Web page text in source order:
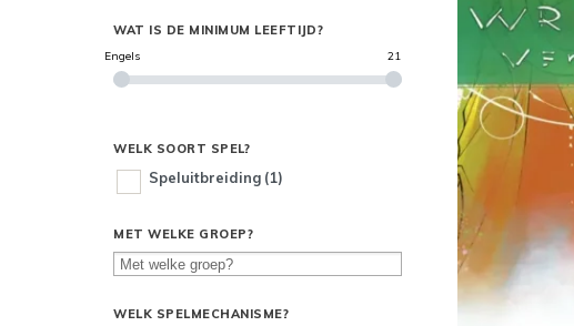
WAT IS DE MINIMUM LEEFTIJD?
Engels 21
WELK SOORT SPEL?
Speluitbreiding (1)
MET WELKE GROEP?
WELK SPELMECHANISME?